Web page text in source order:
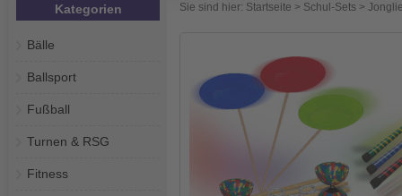
Kategorien
Bälle
Ballsport
Fußball
Turnen & RSG
Fitness
Sie sind hier: Startseite > Schul-Sets >